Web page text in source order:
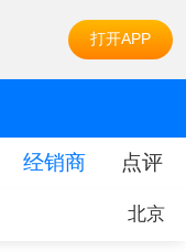
打开APP
经销商 点评
北京